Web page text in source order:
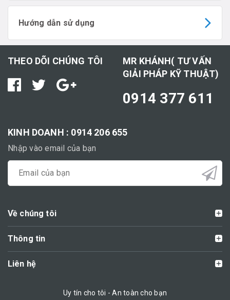
Hướng dẫn sử dụng
THEO DÕI CHÚNG TÔI
MR KHÁNH( TƯ VẤN
GIẢI PHÁP KỸ THUẬT)
0914 377 611
KINH DOANH : 0914 206 655
Nhập vào email của bạn
Về chúng tôi
Thông tin
Liên hệ
Uy tín cho tôi - An toàn cho bạn